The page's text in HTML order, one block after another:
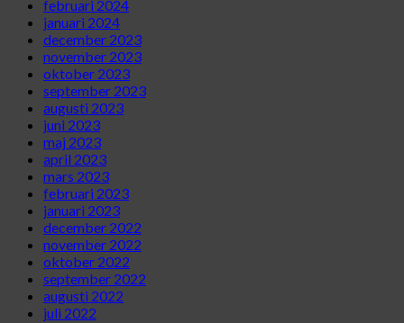
februari 2024
januari 2024
december 2023
november 2023
oktober 2023
september 2023
augusti 2023
juni 2023
maj 2023
april 2023
mars 2023
februari 2023
januari 2023
december 2022
november 2022
oktober 2022
september 2022
augusti 2022
juli 2022